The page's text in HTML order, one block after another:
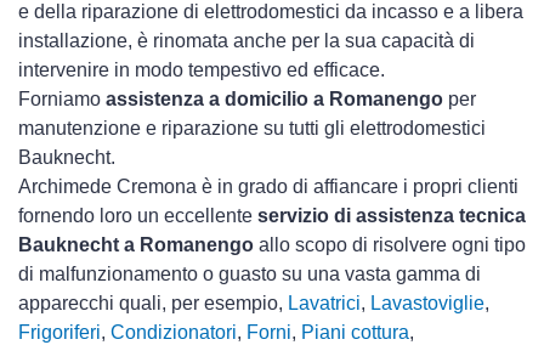
e della riparazione di elettrodomestici da incasso e a libera
installazione, è rinomata anche per la sua capacità di
intervenire in modo tempestivo ed efficace.
Forniamo assistenza a domicilio a Romanengo per
manutenzione e riparazione su tutti gli elettrodomestici
Bauknecht.
Archimede Cremona è in grado di affiancare i propri clienti
fornendo loro un eccellente servizio di assistenza tecnica
Bauknecht a Romanengo allo scopo di risolvere ogni tipo
di malfunzionamento o guasto su una vasta gamma di
apparecchi quali, per esempio, Lavatrici, Lavastoviglie,
Frigoriferi, Condizionatori, Forni, Piani cottura,